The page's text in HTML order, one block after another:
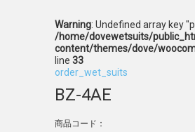
Warning: Undefined array key
/home/dovewetsuits/
content/themes/dove/
line 33
order_wet_suits
BZ-4AE
商品コード：